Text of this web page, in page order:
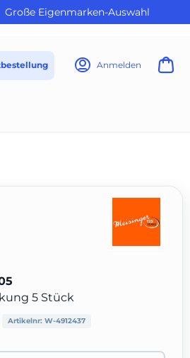
Große Eigenmarken-Auswahl
Anmelden
5 Stück
Artikelnr: W-4912437